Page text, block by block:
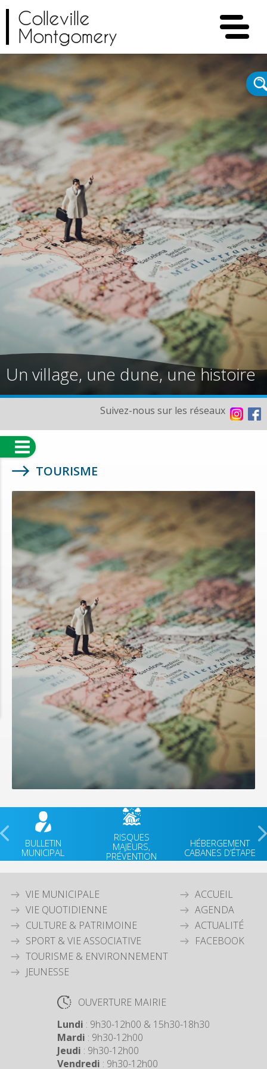
Colleville
Montgomery
Un village, une dune, une histoire
Suivez-nous sur les réseaux
TOURISME
BULLETIN
MUNICIPAL
RISQUES
MAJEURS,
PRÉVENTION
HÉBERGEMENT
CABANES D’ÉTAPE
VIE MUNICIPALE
VIE QUOTIDIENNE
CULTURE & PATRIMOINE
SPORT & VIE ASSOCIATIVE
TOURISME & ENVIRONNEMENT
JEUNESSE
ACCUEIL
AGENDA
ACTUALITÉ
FACEBOOK
OUVERTURE MAIRIE
Lundi : 9h30-12h00 & 15h30-18h30
Mardi : 9h30-12h00
Jeudi : 9h30-12h00
Vendredi : 9h30-12h00